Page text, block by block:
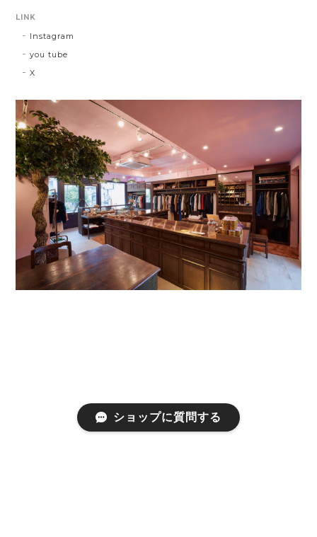
LINK
Instagram
you tube
X
ショップに質問する